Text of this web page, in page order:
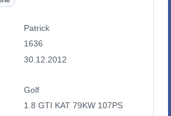
Patrick
1636
30.12.2012
Golf
1.8 GTI KAT 79KW 107PS